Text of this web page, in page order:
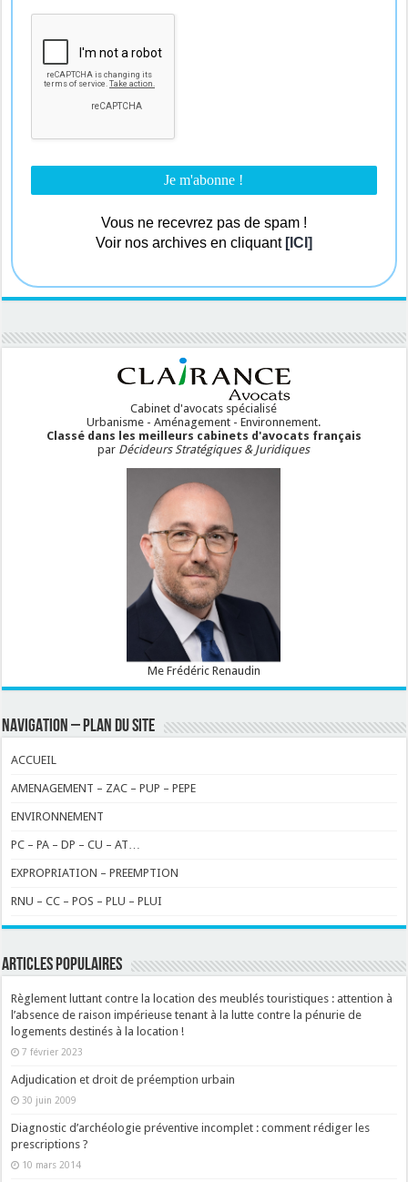
Vous ne recevrez pas de spam !
Voir nos archives en cliquant [ICI]
Cabinet d'avocats spécialisé
Urbanisme - Aménagement - Environnement.
Classé dans les meilleurs cabinets d'avocats français
par Décideurs Stratégiques & Juridiques
Me Frédéric Renaudin
NAVIGATION – PLAN DU SITE
ACCUEIL
AMENAGEMENT – ZAC – PUP – PEPE
ENVIRONNEMENT
PC – PA – DP – CU – AT…
EXPROPRIATION – PREEMPTION
RNU – CC – POS – PLU – PLUI
ARTICLES POPULAIRES
Règlement luttant contre la location des meublés touristiques : attention à
l’absence de raison impérieuse tenant à la lutte contre la pénurie de
logements destinés à la location !
7 février 2023
Adjudication et droit de préemption urbain
30 juin 2009
Diagnostic d’archéologie préventive incomplet : comment rédiger les
prescriptions ?
10 mars 2014